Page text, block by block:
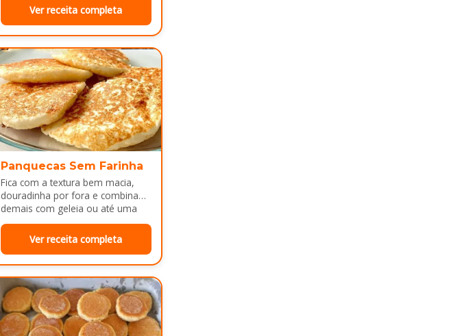
Ver receita completa
Panquecas Sem Farinha
Fica com a textura bem macia,
douradinha por fora e combina
demais com geleia ou até uma
manteiguinha derretendo por
Ver receita completa